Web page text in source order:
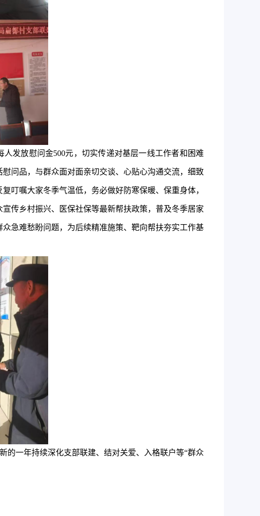
发放慰问金500元，切实传递对基层一线工作者和困难
问品，与群众面对面亲切交谈、心贴心沟通交流，细致
叮嘱大家冬季气温低，务必做好防寒保暖、保重身体，
传乡村振兴、医保社保等最新帮扶政策，普及冬季居家
急难愁盼问题，为后续精准施策、靶向帮扶夯实工作基
的一年持续深化支部联建、结对关爱、入格联户等“群众